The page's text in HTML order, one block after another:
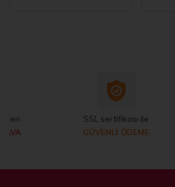
SSL sertifikası ile
GÜVENLİ ÖDEME